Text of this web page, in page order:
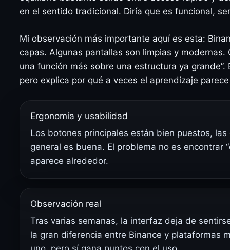
en el sentido tradicional. Diría que es funcional,
Mi observación más importante aquí es esta:
capas. Algunas pantallas son limpias y
una función más sobre una estructura ya
pero explica por qué a veces el aprendizaje
Ergonomía y usabilidad
Los botones principales están bien puestos,
general es buena. El problema no es encontrar
aparece alrededor.
Observación real
Tras varias semanas, la interfaz deja de
la gran diferencia entre Binance y plataformas